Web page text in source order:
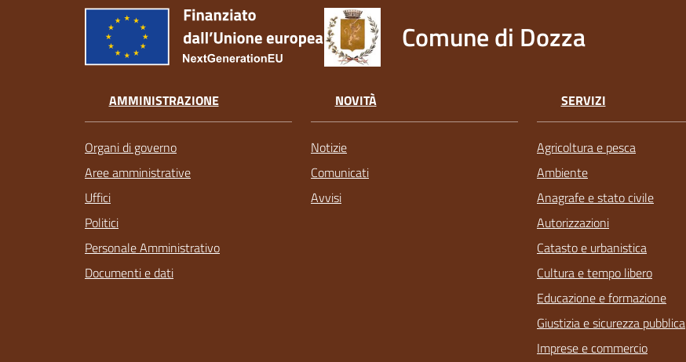
Comune di Dozza
AMMINISTRAZIONE
Organi di governo
Aree amministrative
Uffici
Politici
Personale Amministrativo
Documenti e dati
NOVITÀ
Notizie
Comunicati
Avvisi
SERVIZI
Agricoltura e pesca
Ambiente
Anagrafe e stato civile
Autorizzazioni
Catasto e urbanistica
Cultura e tempo libero
Educazione e formazione
Giustizia e sicurezza pubblica
Imprese e commercio